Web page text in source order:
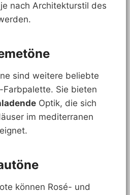
nach Architekturstil des
sind weitere beliebte
Sie bieten
Optik, die sich
im mediterranen
können Rosé- und